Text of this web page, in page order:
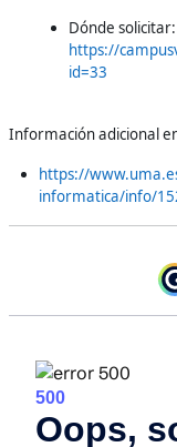
Dónde solicitar:
https://
id=33
Información adicional
https://
informatica/info/